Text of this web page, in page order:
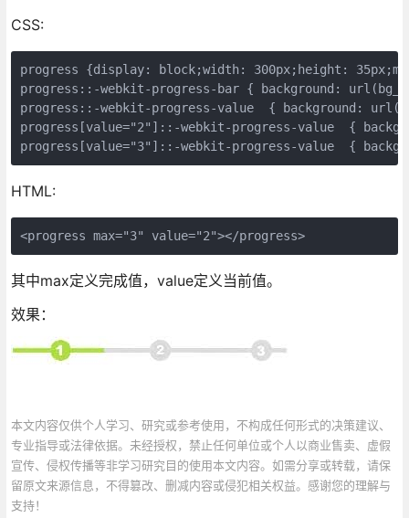
CSS:
progress {display: block;width: 300px;height:
progress::-webkit-progress-bar { background:
progress::-webkit-progress-value  { background:
progress[value="2"]::-webkit-progress-value  {
progress[value="3"]::-webkit-progress-value  {
HTML:
<progress max="3" value="2"></progress>
其中max定义完成值，value定义当前值。
效果：
本文内容仅供个人学习、研究或参考使用，不构成任何形式的决策建议、
专业指导或法律依据。未经授权，禁止任何单位或个人以商业售卖、虚假
宣传、侵权传播等非学习研究目的使用本文内容。如需分享或转载，请保
留原文来源信息，不得篡改、删减内容或侵犯相关权益。感谢您的理解与
支持！